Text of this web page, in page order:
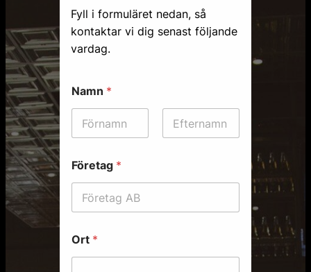
Fyll i formuläret nedan, så
kontaktar vi dig senast följande
vardag.
Namn *
Företag *
Ort *